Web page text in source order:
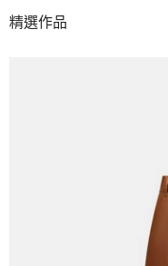
精選作品